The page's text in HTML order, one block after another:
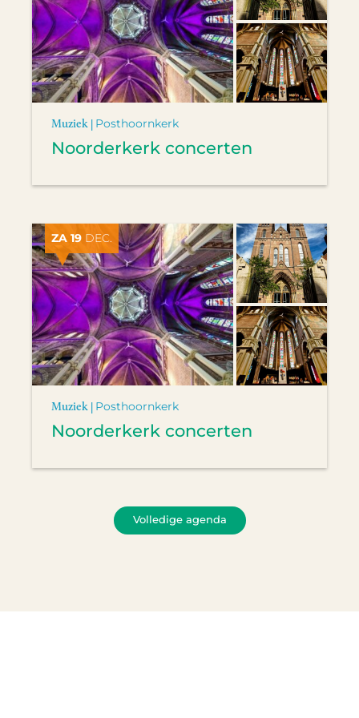
Muziek | Posthoornkerk
Noorderkerk concerten
ZA 19 DEC.
Muziek | Posthoornkerk
Noorderkerk concerten
Volledige agenda